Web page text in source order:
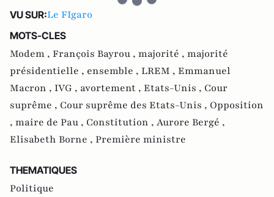
VU SUR:Le FIgaro
MOTS-CLES
Modem , François Bayrou , majorité , majorité
présidentielle , ensemble , LREM , Emmanuel
Macron , IVG , avortement , Etats-Unis , Cour
suprême , Cour suprême des Etats-Unis , Opposition
, maire de Pau , Constitution , Aurore Bergé ,
Elisabeth Borne , Première ministre
THEMATIQUES
Politique